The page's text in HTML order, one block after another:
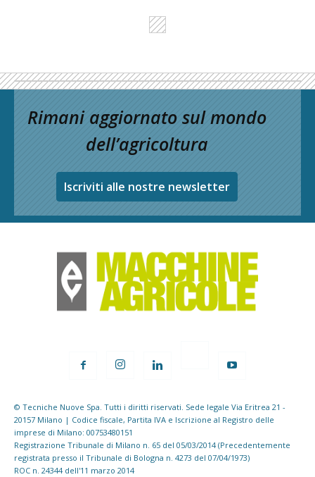
Rimani aggiornato sul mondo
dell’agricoltura
Iscriviti alle nostre newsletter
© Tecniche Nuove Spa. Tutti i diritti riservati. Sede legale Via Eritrea 21 -
20157 Milano | Codice fiscale, Partita IVA e Iscrizione al Registro delle
imprese di Milano: 00753480151
Registrazione Tribunale di Milano n. 65 del 05/03/2014 (Precedentemente
registrata presso il Tribunale di Bologna n. 4273 del 07/04/1973)
ROC n. 24344 dell'11 marzo 2014